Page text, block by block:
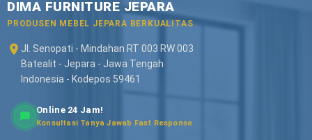
DIMA FURNITURE JEPARA
PRODUSEN MEBEL JEPARA BERKUALITAS
Jl. Senopati - Mindahan RT 003 RW 003
Batealit - Jepara - Jawa Tengah
Indonesia - Kodepos 59461
Online 24 Jam!
Konsultasi Tanya Jawab Fast Response